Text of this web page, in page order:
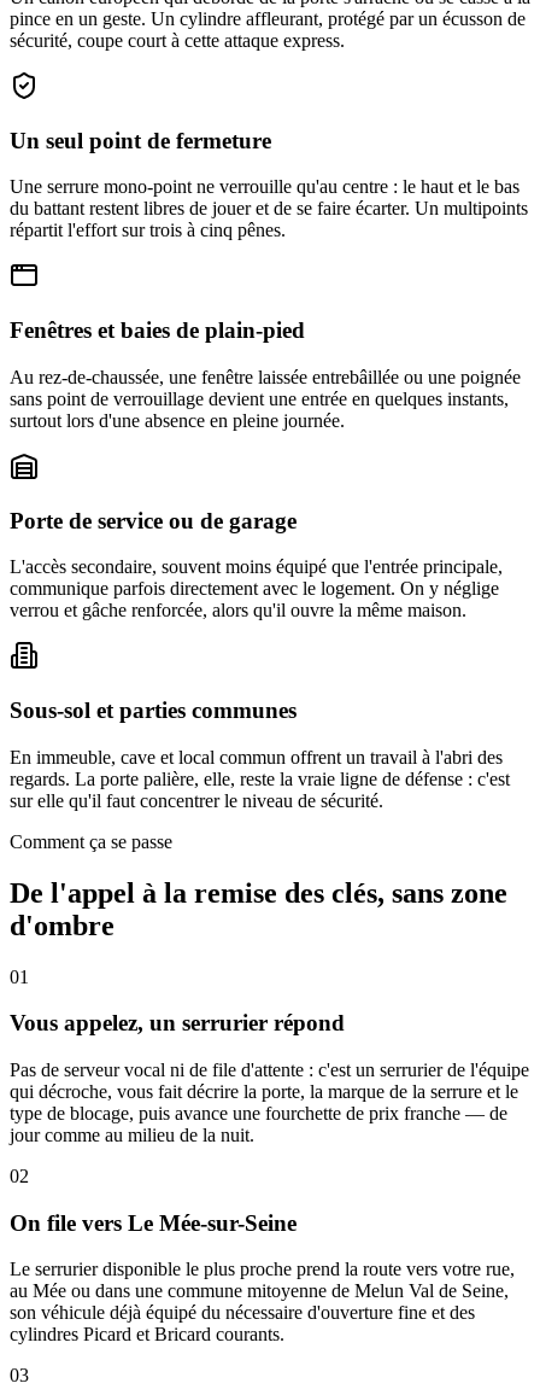
pince en un geste. Un cylindre affleurant, protégé par un écusson de
sécurité, coupe court à cette attaque express.
Un seul point de fermeture
Une serrure mono-point ne verrouille qu'au centre : le haut et le bas
du battant restent libres de jouer et de se faire écarter. Un multipoints
répartit l'effort sur trois à cinq pênes.
Fenêtres et baies de plain-pied
Au rez-de-chaussée, une fenêtre laissée entrebâillée ou une poignée
sans point de verrouillage devient une entrée en quelques instants,
surtout lors d'une absence en pleine journée.
Porte de service ou de garage
L'accès secondaire, souvent moins équipé que l'entrée principale,
communique parfois directement avec le logement. On y néglige
verrou et gâche renforcée, alors qu'il ouvre la même maison.
Sous-sol et parties communes
En immeuble, cave et local commun offrent un travail à l'abri des
regards. La porte palière, elle, reste la vraie ligne de défense : c'est
sur elle qu'il faut concentrer le niveau de sécurité.
Comment ça se passe
De l'appel à la remise des clés, sans zone
d'ombre
01
Vous appelez, un serrurier répond
Pas de serveur vocal ni de file d'attente : c'est un serrurier de l'équipe
qui décroche, vous fait décrire la porte, la marque de la serrure et le
type de blocage, puis avance une fourchette de prix franche — de
jour comme au milieu de la nuit.
02
On file vers Le Mée-sur-Seine
Le serrurier disponible le plus proche prend la route vers votre rue,
au Mée ou dans une commune mitoyenne de Melun Val de Seine,
son véhicule déjà équipé du nécessaire d'ouverture fine et des
cylindres Picard et Bricard courants.
03